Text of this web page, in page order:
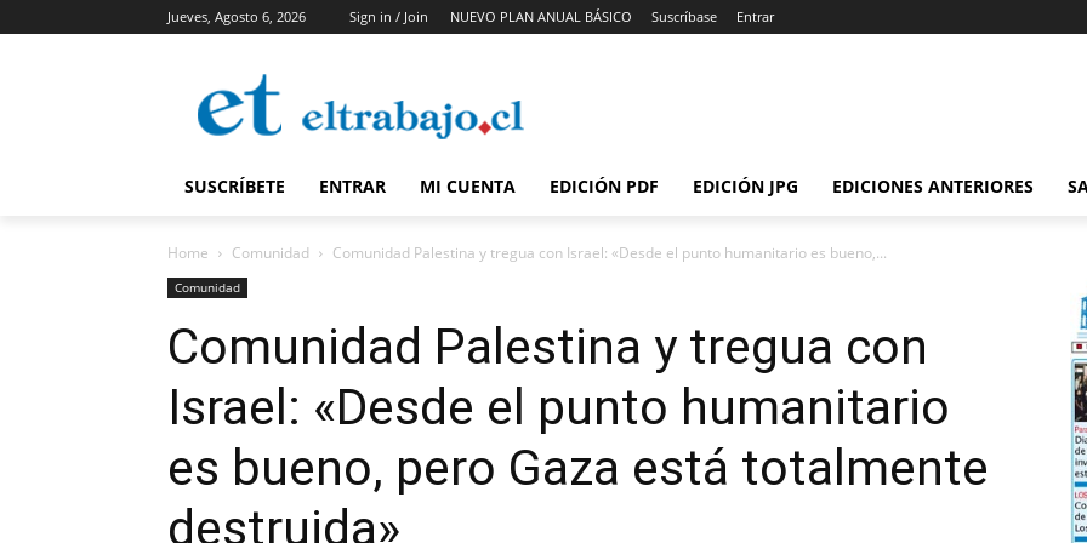
Jueves, Agosto 6, 2026 Sign in / Join NUEVO PLAN ANUAL BÁSICO Suscríbase Entrar
SUSCRÍBETE ENTRAR MI CUENTA EDICIÓN PDF EDICIÓN JPG EDICIONES ANTERIORES
Home Comunidad Comunidad Palestina y tregua con Israel: «Desde el punto humanitario es bueno,...
Comunidad
Comunidad Palestina y tregua con
Israel: «Desde el punto humanitario
es bueno, pero Gaza está totalmente
destruida»